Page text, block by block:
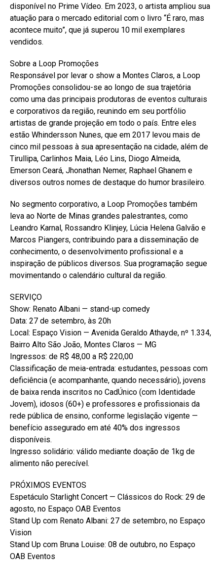
disponível no Prime Vídeo. Em 2023, o artista ampliou sua
atuação para o mercado editorial com o livro “É raro, mas
acontece muito”, que já superou 10 mil exemplares
vendidos.
Sobre a Loop Promoções
Responsável por levar o show a Montes Claros, a Loop
Promoções consolidou-se ao longo de sua trajetória
como uma das principais produtoras de eventos culturais
e corporativos da região, reunindo em seu portfólio
artistas de grande projeção em todo o país. Entre eles
estão Whindersson Nunes, que em 2017 levou mais de
cinco mil pessoas à sua apresentação na cidade, além de
Tirullipa, Carlinhos Maia, Léo Lins, Diogo Almeida,
Emerson Ceará, Jhonathan Nemer, Raphael Ghanem e
diversos outros nomes de destaque do humor brasileiro.
No segmento corporativo, a Loop Promoções também
leva ao Norte de Minas grandes palestrantes, como
Leandro Karnal, Rossandro Klinjey, Lúcia Helena Galvão e
Marcos Piangers, contribuindo para a disseminação de
conhecimento, o desenvolvimento profissional e a
inspiração de públicos diversos. Sua programação segue
movimentando o calendário cultural da região.
SERVIÇO
Show: Renato Albani — stand-up comedy
Data: 27 de setembro, às 20h
Local: Espaço Vision — Avenida Geraldo Athayde, nº 1.334,
Bairro Alto São João, Montes Claros — MG
Ingressos: de R$ 48,00 a R$ 220,00
Classificação de meia-entrada: estudantes, pessoas com
deficiência (e acompanhante, quando necessário), jovens
de baixa renda inscritos no CadÚnico (com Identidade
Jovem), idosos (60+) e professores e profissionais da
rede pública de ensino, conforme legislação vigente —
benefício assegurado em até 40% dos ingressos
disponíveis.
Ingresso solidário: válido mediante doação de 1kg de
alimento não perecível.
PRÓXIMOS EVENTOS
Espetáculo Starlight Concert — Clássicos do Rock: 29 de
agosto, no Espaço OAB Eventos
Stand Up com Renato Albani: 27 de setembro, no Espaço
Vision
Stand Up com Bruna Louise: 08 de outubro, no Espaço
OAB Eventos